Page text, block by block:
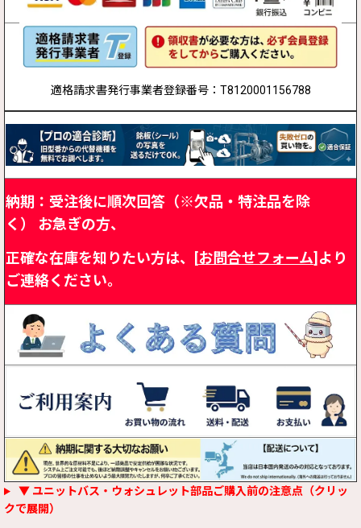
適格請求書発行事業者登録番号：T8120001156788
納期：受注後に順次回答（※欠品・特注品を除
く）
お急ぎの方、
正確な在庫を知りたい方は、[お問合せフォーム]より
ご連絡ください。
▼ ユニットバス・ウォシュレット部品ご購入前の注意点（クリッ
クで展開）